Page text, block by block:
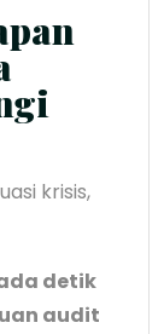
krisis,
detik
audit